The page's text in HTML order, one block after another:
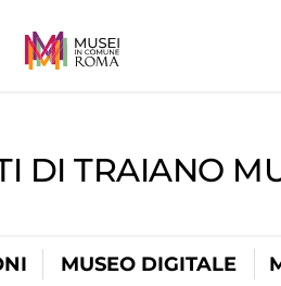
DI TRAIANO
MUSEO DIGITALE